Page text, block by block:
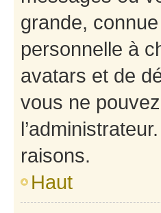
grande,
personnelle à
avatars et de
vous ne
raisons.
Haut